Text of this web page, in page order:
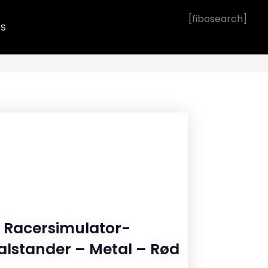
[fibosearch]
Racersimulator-
– Metal – Rød